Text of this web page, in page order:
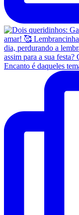
Encanto é daqueles